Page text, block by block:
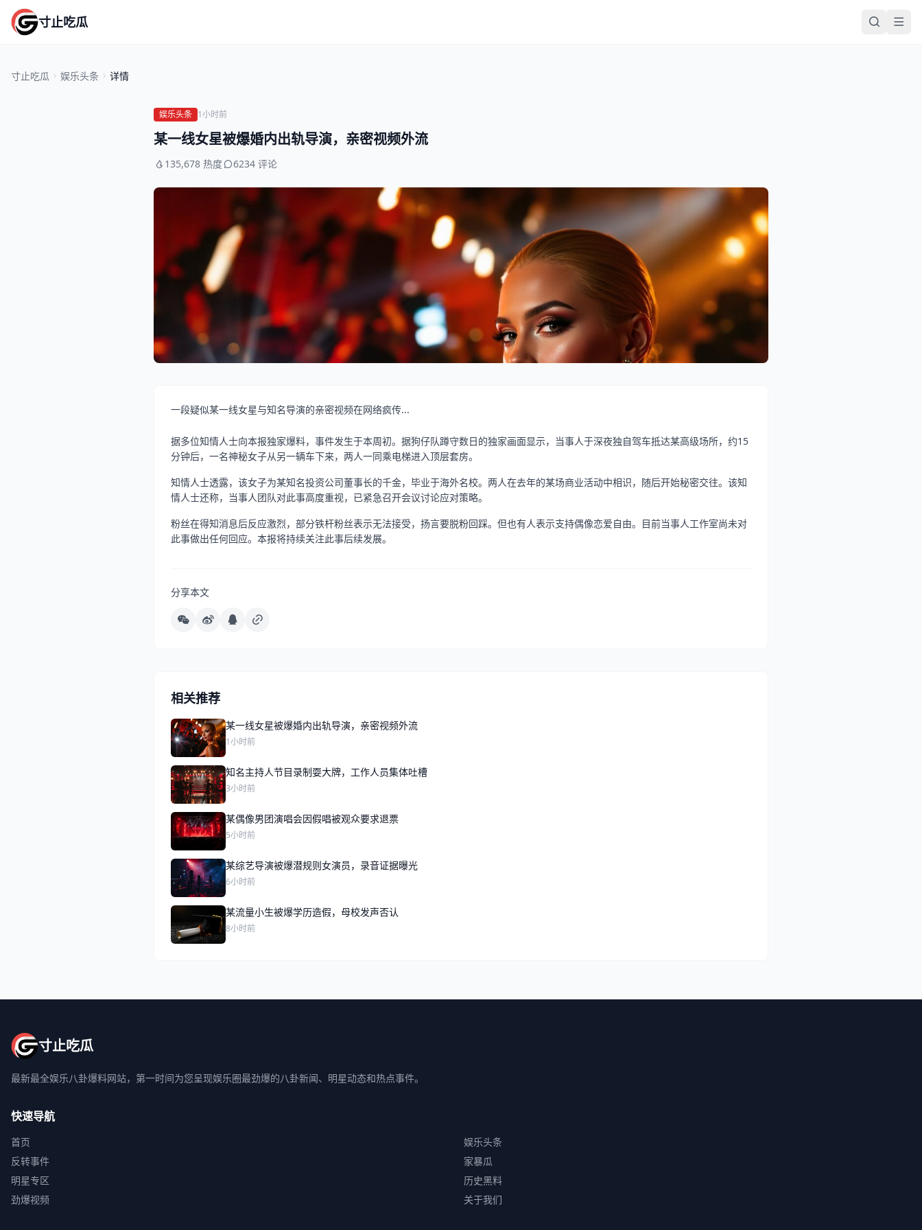
寸止吃瓜
寸止吃瓜 娱乐头条 详情
娱乐头条 1小时前
某一线女星被爆婚内出轨导演，亲密视频外流
135,678 热度 6234 评论
一段疑似某一线女星与知名导演的亲密视频在网络疯传...
据多位知情人士向本报独家爆料，事件发生于本周初。据狗仔队蹲守数日的独家画面显示，当事人于深夜独自驾车抵达某高级场所，约15
分钟后，一名神秘女子从另一辆车下来，两人一同乘电梯进入顶层套房。
知情人士透露，该女子为某知名投资公司董事长的千金，毕业于海外名校。两人在去年的某场商业活动中相识，随后开始秘密交往。该知
情人士还称，当事人团队对此事高度重视，已紧急召开会议讨论应对策略。
粉丝在得知消息后反应激烈，部分铁杆粉丝表示无法接受，扬言要脱粉回踩。但也有人表示支持偶像恋爱自由。目前当事人工作室尚未对
此事做出任何回应。本报将持续关注此事后续发展。
分享本文
相关推荐
某一线女星被爆婚内出轨导演，亲密视频外流
1小时前
知名主持人节目录制耍大牌，工作人员集体吐槽
3小时前
某偶像男团演唱会因假唱被观众要求退票
5小时前
某综艺导演被爆潜规则女演员，录音证据曝光
6小时前
某流量小生被爆学历造假，母校发声否认
8小时前
寸止吃瓜
最新最全娱乐八卦爆料网站，第一时间为您呈现娱乐圈最劲爆的八卦新闻、明星动态和热点事件。
快速导航
首页
娱乐头条
反转事件
家暴瓜
明星专区
历史黑料
劲爆视频
关于我们